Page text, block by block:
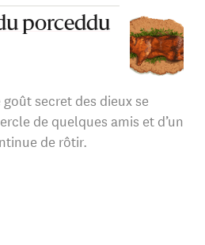
porceddu
secret des dieux se
de quelques amis et d’un
de rôtir.